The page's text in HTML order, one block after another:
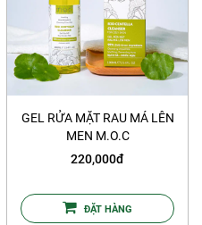
GEL RỬA MẶT RAU MÁ LÊN
MEN M.O.C
220,000đ
ĐẶT HÀNG